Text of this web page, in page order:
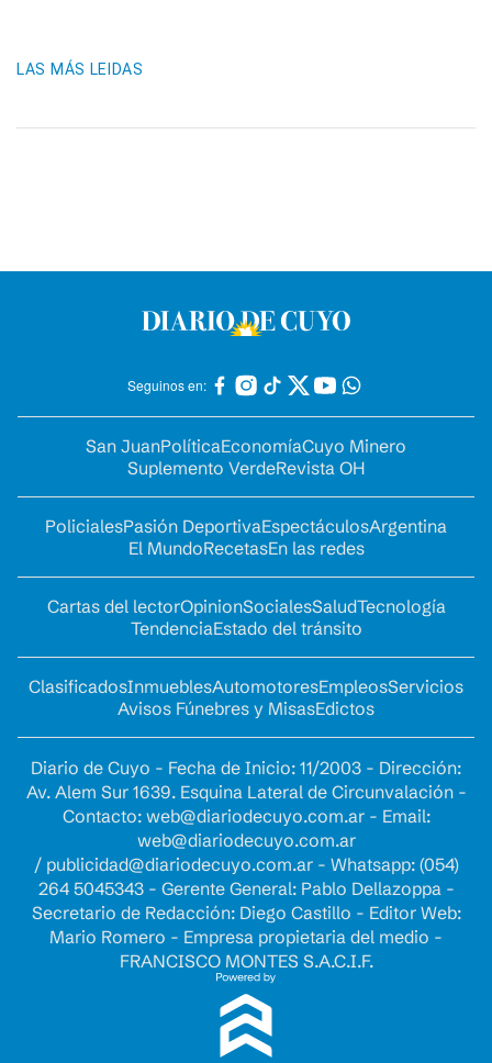
LAS MÁS LEIDAS
Seguinos en:
San JuanPolíticaEconomíaCuyo Minero
Suplemento VerdeRevista OH
PolicialesPasión DeportivaEspectáculosArgentina
El MundoRecetasEn las redes
Cartas del lectorOpinionSocialesSaludTecnología
TendenciaEstado del tránsito
ClasificadosInmueblesAutomotoresEmpleosServicios
Avisos Fúnebres y MisasEdictos
Diario de Cuyo - Fecha de Inicio: 11/2003 - Dirección:
Av. Alem Sur 1639. Esquina Lateral de Circunvalación -
Contacto: web@diariodecuyo.com.ar- Email:
web@diariodecuyo.com.ar
/ publicidad@diariodecuyo.com.ar- Whatsapp: (054)
264 5045343 - Gerente General: Pablo Dellazoppa -
Secretario de Redacción: Diego Castillo - Editor Web:
Mario Romero - Empresa propietaria del medio -
FRANCISCO MONTES S.A.C.I.F.